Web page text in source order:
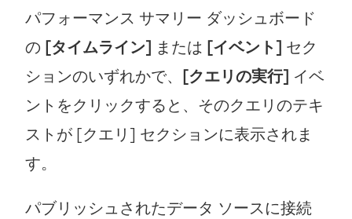
パフォーマンス サマリー ダッシュボード
の [タイムライン] または [イベント] セク
ションのいずれかで、 [クエリの実行] イベ
ントをクリックすると、そのクエリのテキ
ストが [クエリ] セクションに表示されま
す。
パブリッシュされたデータ ソースに接続